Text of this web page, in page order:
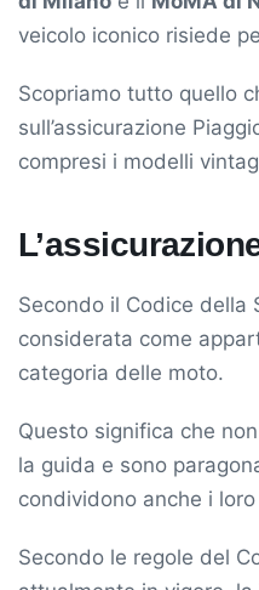
veicolo iconico risiede
Scopriamo tutto quello
sull’assicurazione
compresi i modelli
Secondo il Codice della
considerata come
categoria delle moto.
Questo significa che
la guida e sono
condividono anche i
Secondo le regole del